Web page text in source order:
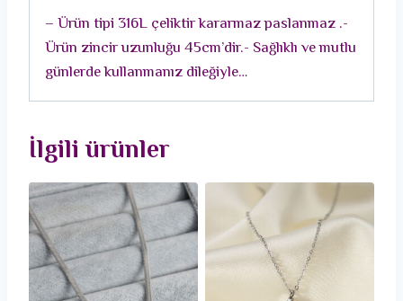
adet
– Ürün tipi 316L çeliktir kararmaz paslanmaz .-
Ürün zincir uzunluğu 45cm’dir.- Sağlıklı ve mutlu
günlerde kullanmanız dileğiyle…
İlgili ürünler